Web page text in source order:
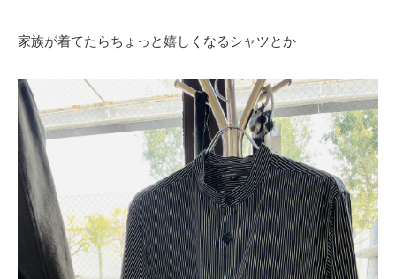
家族が着てたらちょっと嬉しくなるシャツとか